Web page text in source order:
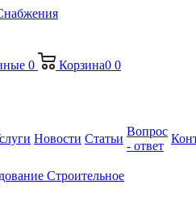
0 Корзина0 0
Новости Статьи
Вопрос
- ответ
Строительное